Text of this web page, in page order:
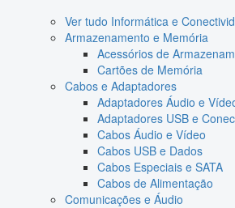
Ver tudo Informática e
Armazenamento e Memória
Acessórios de
Cartões de Memória
Cabos e Adaptadores
Adaptadores Áudio e
Adaptadores USB e
Cabos Áudio e Vídeo
Cabos USB e Dados
Cabos Especiais e SATA
Cabos de Alimentação
Comunicações e Áudio